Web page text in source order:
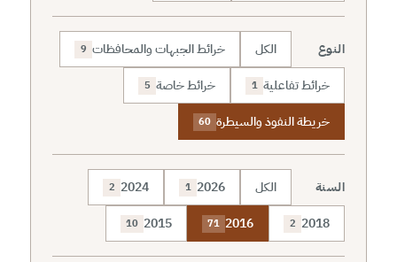
النوع الكل خرائط الجبهات والمحافظات 9
خرائط تفاعلية 1 خرائط خاصة 5
خريطة النفوذ والسيطرة 60
السنة الكل 2026
1
2024
2
2018
2
2016
71
2015
10